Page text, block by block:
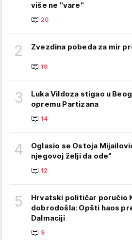
više ne "vare"
20
2 Zvezdina pobeda za mir
19
3
Luka Vildoza stigao u
opremu Partizana
14
4
Oglasio se Ostoja
njegovoj želji da ode"
12
5
Hrvatski političar poručio
dobrodošla: Opšti haos
Dalmaciji
9